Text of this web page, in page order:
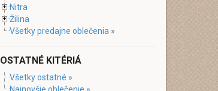
Nitra
Žilina
Všetky predajne oblečenia »
OSTATNÉ KITÉRIÁ
Všetky ostatné »